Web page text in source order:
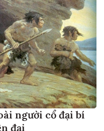
người cổ đại bí
đại